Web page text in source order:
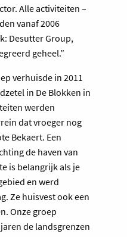
Alle activiteiten –
vanaf 2006
Desutter Group,
geheel.”
verhuisde in 2011
in De Blokken in
werden
dat vroeger nog
Bekaert. Een
de haven van
is belangrijk als je
en werd
Ze huisvest ook een
Onze groep
de landsgrenzen